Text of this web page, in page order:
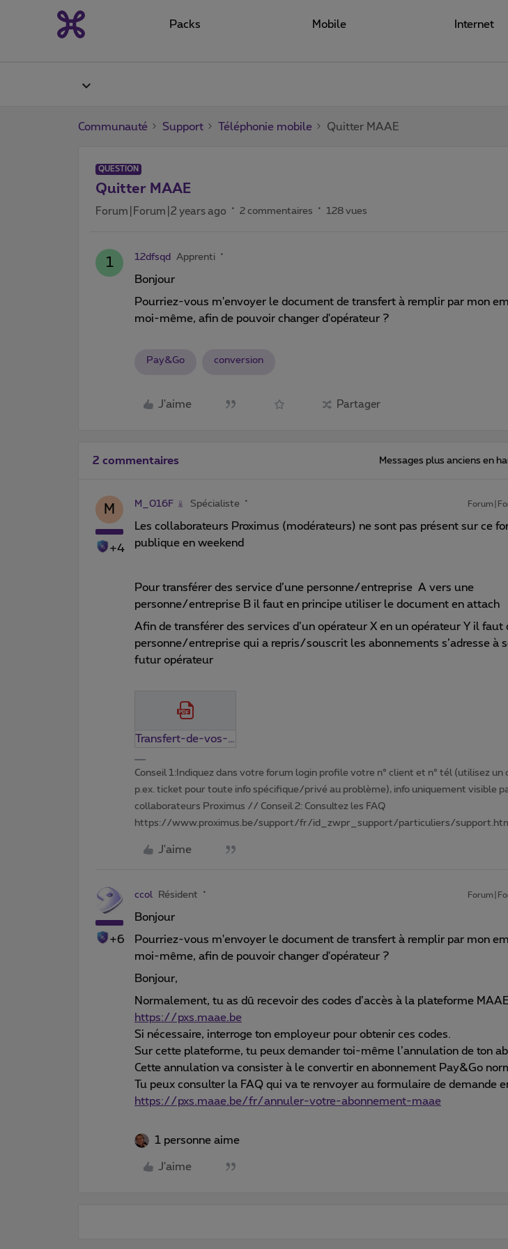
Packs Mobile Internet
Communauté Support Téléphonie mobile Quitter MAAE
QUESTION
Quitter MAAE
Forum|Forum|2 years ago 2 commentaires 128 vues
1 12dfsqd Apprenti
Bonjour
Pourriez-vous m'envoyer le document de transfert à remplir par mon
moi-même, afin de pouvoir changer d'opérateur ?
Pay&Go conversion
J'aime Partager
2 commentaires Messages plus anciens en
M
+4
M_016F Spécialiste
Les collaborateurs Proximus (modérateurs) ne sont pas présent sur ce
publique en weekend
Pour transférer des service d’une personne/entreprise A vers une
personne/entreprise B il faut en principe utiliser le document en attach
Afin de transférer des services d’un opérateur X en un opérateur Y il faut
personne/entreprise qui a repris/souscrit les abonnements s’adresse à
futur opérateur
Transfert-de-vos-services-Proximus.pdf
Conseil 1:Indiquez dans votre forum login profile votre n° client et n° tél (utilisez un
p.ex. ticket pour toute info spécifique/privé au problème), info uniquement visible
collaborateurs Proximus // Conseil 2: Consultez les FAQ
https://www.proximus.be/support/fr/id_zwpr_support/particuliers/
J'aime
+6
ccol Résident
Bonjour
Pourriez-vous m'envoyer le document de transfert à remplir par mon
moi-même, afin de pouvoir changer d'opérateur ?
Bonjour,
Normalement, tu as dû recevoir des codes d’accès à la plateforme MAAE
https://pxs.maae.be
Si nécessaire, interroge ton employeur pour obtenir ces codes.
Sur cette plateforme, tu peux demander toi-même l’annulation de ton
Cette annulation va consister à le convertir en abonnement Pay&Go
Tu peux consulter la FAQ qui va te renvoyer au formulaire de demande
https://pxs.maae.be/fr/annuler-votre-abonnement-maae
1 personne aime
J'aime